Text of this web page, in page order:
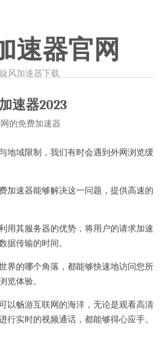
速器官网
旋风加速器下载
速器2023
的免费加速器
域限制，我们有时会遇到外网浏览缓
速器能够解决这一问题，提供高速的
其服务器的优势，将用户的请求加速
据传输的时间。
的哪个角落，都能够快速地访问您所
览体验。
畅游互联网的海洋，无论是观看高清
行实时的视频通话，都能够得心应手。